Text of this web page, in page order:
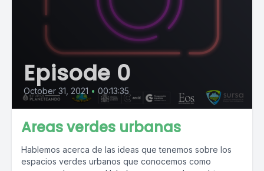
Episode 0
October 31, 2021 • 00:13:35
Areas verdes urbanas
Hablemos acerca de las ideas que tenemos sobre los
espacios verdes urbanos que conocemos como